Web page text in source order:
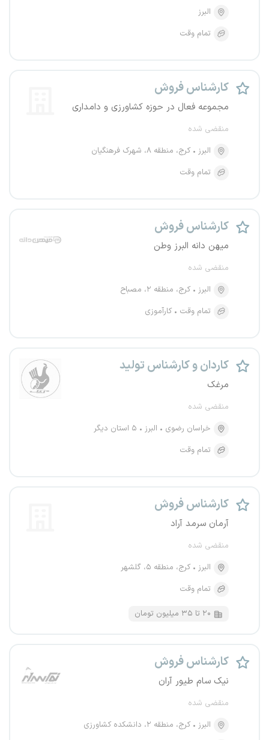
البرز
تمام وقت
کارشناس فروش
مجموعه فعال در حوزه کشاورزی و دامداری
منقضی شده
البرز
کرج، منطقه ۸، شهرک فرهنگیان
تمام وقت
کارشناس فروش
میهن دانه البرز وطن
منقضی شده
البرز
کرج، منطقه ۲، مصباح
تمام وقت
کارآموزی
کاردان و کارشناس تولید
مرغک
منقضی شده
خراسان رضوی
البرز
۵ استان دیگر
تمام وقت
کارشناس فروش
آرمان سرمد آراد
منقضی شده
البرز
کرج، منطقه ۵، گلشهر
تمام وقت
۲۰ تا ۳۵ میلیون تومان
کارشناس فروش
نیک سام طیور آران
منقضی شده
البرز
کرج، منطقه ۲، دانشکده کشاورزی